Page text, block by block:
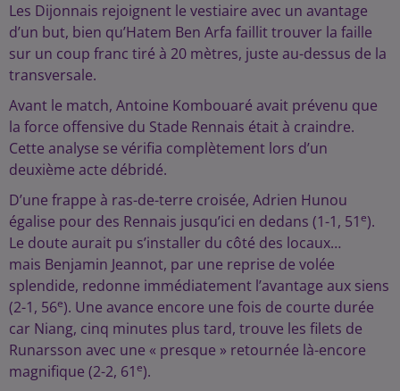
Les Dijonnais rejoignent le vestiaire avec un avantage
d’un but, bien qu’Hatem Ben Arfa faillit trouver la faille
sur un coup franc tiré à 20 mètres, juste au-dessus de la
transversale.
Avant le match, Antoine Kombouaré avait prévenu que
la force offensive du Stade Rennais était à craindre.
Cette analyse se vérifia complètement lors d’un
deuxième acte débridé.
D’une frappe à ras-de-terre croisée, Adrien Hunou
égalise pour des Rennais jusqu’ici en dedans (1-1, 51e).
Le doute aurait pu s’installer du côté des locaux…
mais Benjamin Jeannot, par une reprise de volée
splendide, redonne immédiatement l’avantage aux siens
(2-1, 56e). Une avance encore une fois de courte durée
car Niang, cinq minutes plus tard, trouve les filets de
Runarsson avec une « presque » retournée là-encore
magnifique (2-2, 61e).